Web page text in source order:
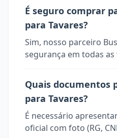
É seguro comprar
para Tavares?
Sim, nosso parceiro
segurança em todas as
Quais documentos
para Tavares?
É necessário
oficial com foto (RG,